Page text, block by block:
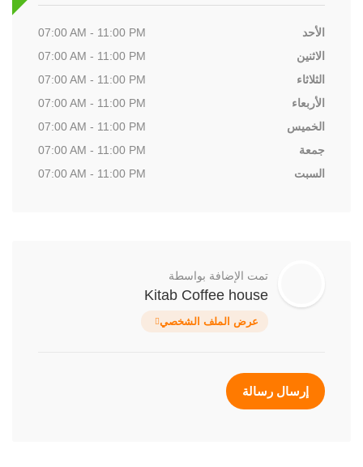
الأحد
07:00 AM - 11:00 PM
الاثنين
07:00 AM - 11:00 PM
الثلاثاء
07:00 AM - 11:00 PM
الأربعاء
07:00 AM - 11:00 PM
الخميس
07:00 AM - 11:00 PM
جمعة
07:00 AM - 11:00 PM
السبت
07:00 AM - 11:00 PM
تمت الإضافة بواسطة
Kitab Coffee house
عرض الملف الشخصي
إرسال رسالة